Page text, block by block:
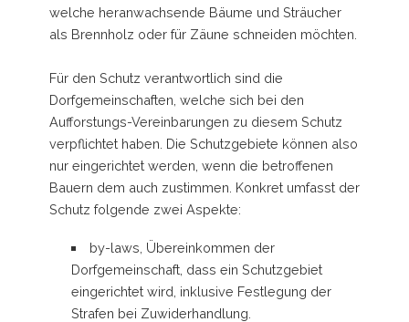
welche heranwachsende Bäume und Sträucher
als Brennholz oder für Zäune schneiden möchten.
Für den Schutz verantwortlich sind die
Dorfgemeinschaften, welche sich bei den
Aufforstungs-Vereinbarungen zu diesem Schutz
verpflichtet haben. Die Schutzgebiete können also
nur eingerichtet werden, wenn die betroffenen
Bauern dem auch zustimmen. Konkret umfasst der
Schutz folgende zwei Aspekte:
by-laws, Übereinkommen der
Dorfgemeinschaft, dass ein Schutzgebiet
eingerichtet wird, inklusive Festlegung der
Strafen bei Zuwiderhandlung.